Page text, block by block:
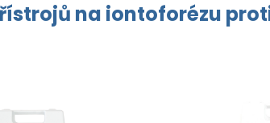
na iontoforézu